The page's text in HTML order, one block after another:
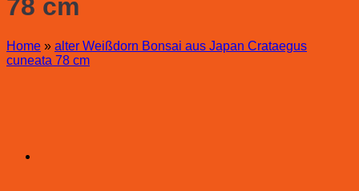
78 cm
Home » alter Weißdorn Bonsai aus Japan Crataegus
cuneata 78 cm